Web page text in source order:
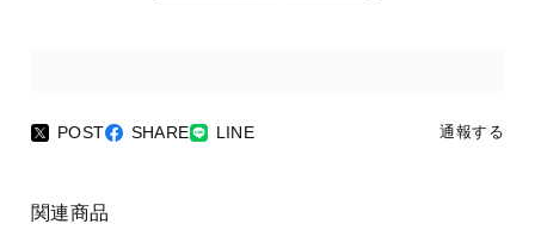
POST SHARE LINE 通報する
関連商品